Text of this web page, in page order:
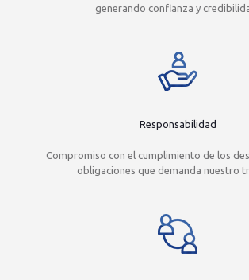
generando confianza y
Responsabilidad
Compromiso con el cumplimiento de los
obligaciones que demanda nuestro